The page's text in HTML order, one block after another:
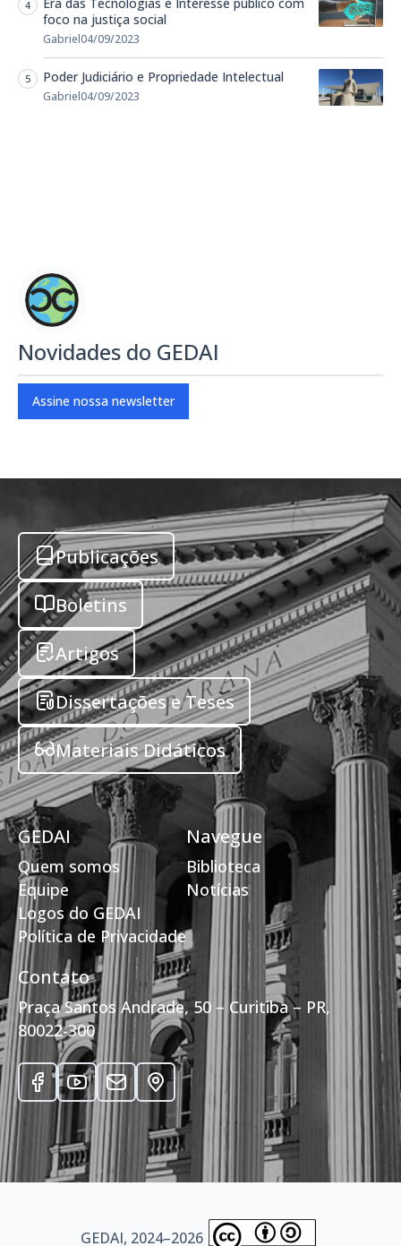
foco na justiça social
Gabriel04/09/2023
Poder Judiciário e Propriedade Intelectual
Gabriel04/09/2023
Novidades do GEDAI
Assine nossa newsletter
Publicações
Boletins
Artigos
Dissertações e Teses
Materiais Didáticos
GEDAI
Quem somos
Equipe
Logos do GEDAI
Política de Privacidade
Navegue
Biblioteca
Notícias
Contato
Praça Santos Andrade, 50 – Curitiba – PR,
80022-300
GEDAI, 2024–2026